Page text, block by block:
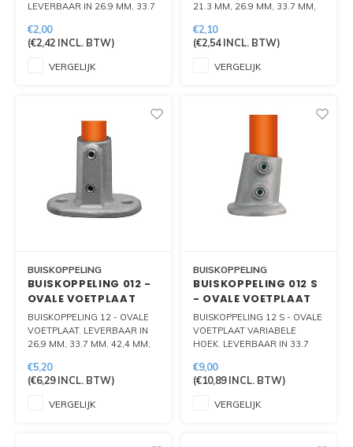
LEVERBAAR IN 26.9 MM, 33.7
€2,00
(€2,42INCL. BTW)
VERGELIJK
21.3 MM, 26.9 MM, 33.7 MM,
MM.
€2,10
(€2,54INCL. BTW)
VERGELIJK
BUISKOPPELING
BUISKOPPELING 012 -
OVALE VOETPLAAT
BUISKOPPELING 12 - OVALE
VOETPLAAT. LEVERBAAR IN
26,9 MM, 33.7 MM, 42,4 MM,
€5,20
(€6,29INCL. BTW)
VERGELIJK
BUISKOPPELING
BUISKOPPELING 012 S
- OVALE VOETPLAAT
VARIABELE HOEK
BUISKOPPELING 12 S - OVALE
VOETPLAAT VARIABELE
HOEK. LEVERBAAR IN 33.7
€9,00
(€10,89INCL. BTW)
VERGELIJK